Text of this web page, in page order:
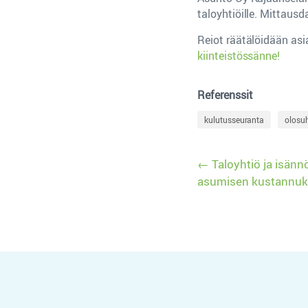
taloyhtiöille.
Reiot räätälöidään
kiinteistössänne!
Referenssit
kulutusseuranta
selaus
Taloyhtiö ja
asumisen